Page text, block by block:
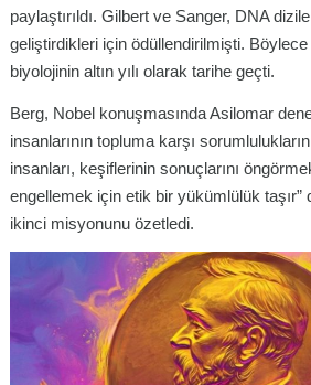
paylaştırıldı. Gilbert ve Sanger, DNA
geliştirdikleri için ödüllendirilmişti. Böylece
biyolojinin altın yılı olarak tarihe geçti.
Berg, Nobel konuşmasında Asilomar
insanlarının topluma karşı
insanları, keşiflerinin sonuçlarını
engellemek için etik bir yükümlülük taşır”
ikinci misyonunu özetledi.